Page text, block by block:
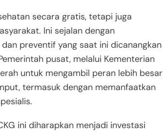
secara gratis, tetapi juga
Ini sejalan dengan
preventif yang saat ini dicanangkan
pusat, melalui Kementerian
untuk mengambil peran lebih besar
termasuk dengan memanfaatkan
ini diharapkan menjadi investasi